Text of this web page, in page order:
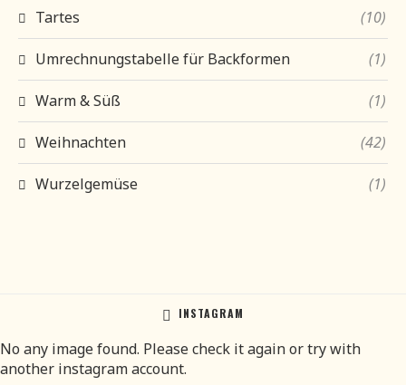
Tartes (10)
Umrechnungstabelle für Backformen (1)
Warm & Süß (1)
Weihnachten (42)
Wurzelgemüse (1)
INSTAGRAM
No any image found. Please check it again or try with
another instagram account.